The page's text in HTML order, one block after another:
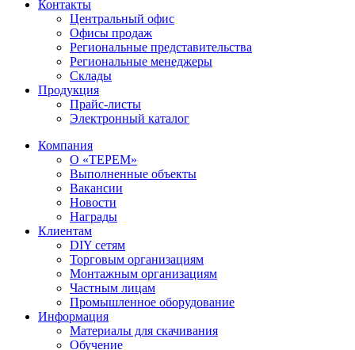
Контакты
Центральный офис
Офисы продаж
Региональные представительства
Региональные менеджеры
Склады
Продукция
Прайс-листы
Электронный каталог
Компания
О «ТЕРЕМ»
Выполненные объекты
Вакансии
Новости
Награды
Клиентам
DIY сетям
Торговым организациям
Монтажным организациям
Частным лицам
Промышленное оборудование
Информация
Материалы для скачивания
Обучение